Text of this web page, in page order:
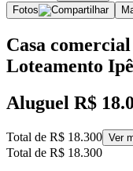
Fotos
Casa
Loteamento
Aluguel R$
Total de R$ 18.300 Ver
Total de R$ 18.300